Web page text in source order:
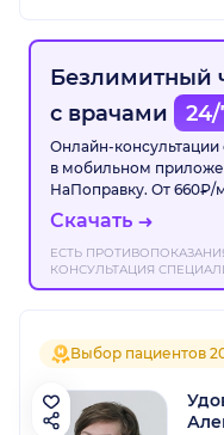
Безлимитный
с врачами
Онлайн-консультации
в мобильном
НаПоправку. От 660₽/
Скачать
ЕСТЬ
КОНСУЛЬТАЦИЯ
Выбор пациентов